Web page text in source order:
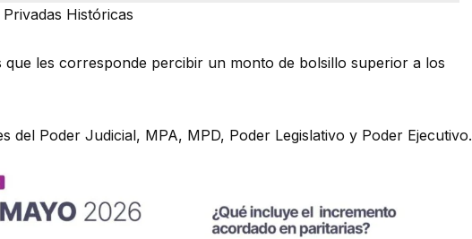
Históricas
que les corresponde percibir un monto de bolsillo superior a los
del Poder Judicial, MPA, MPD, Poder Legislativo y Poder Ejecutivo.